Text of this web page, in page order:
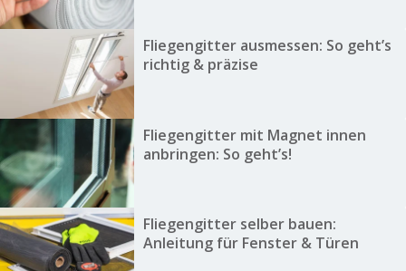
Fliegengitter ausmessen: So geht’s
richtig & präzise
Fliegengitter mit Magnet innen
anbringen: So geht’s!
Fliegengitter selber bauen:
Anleitung für Fenster & Türen